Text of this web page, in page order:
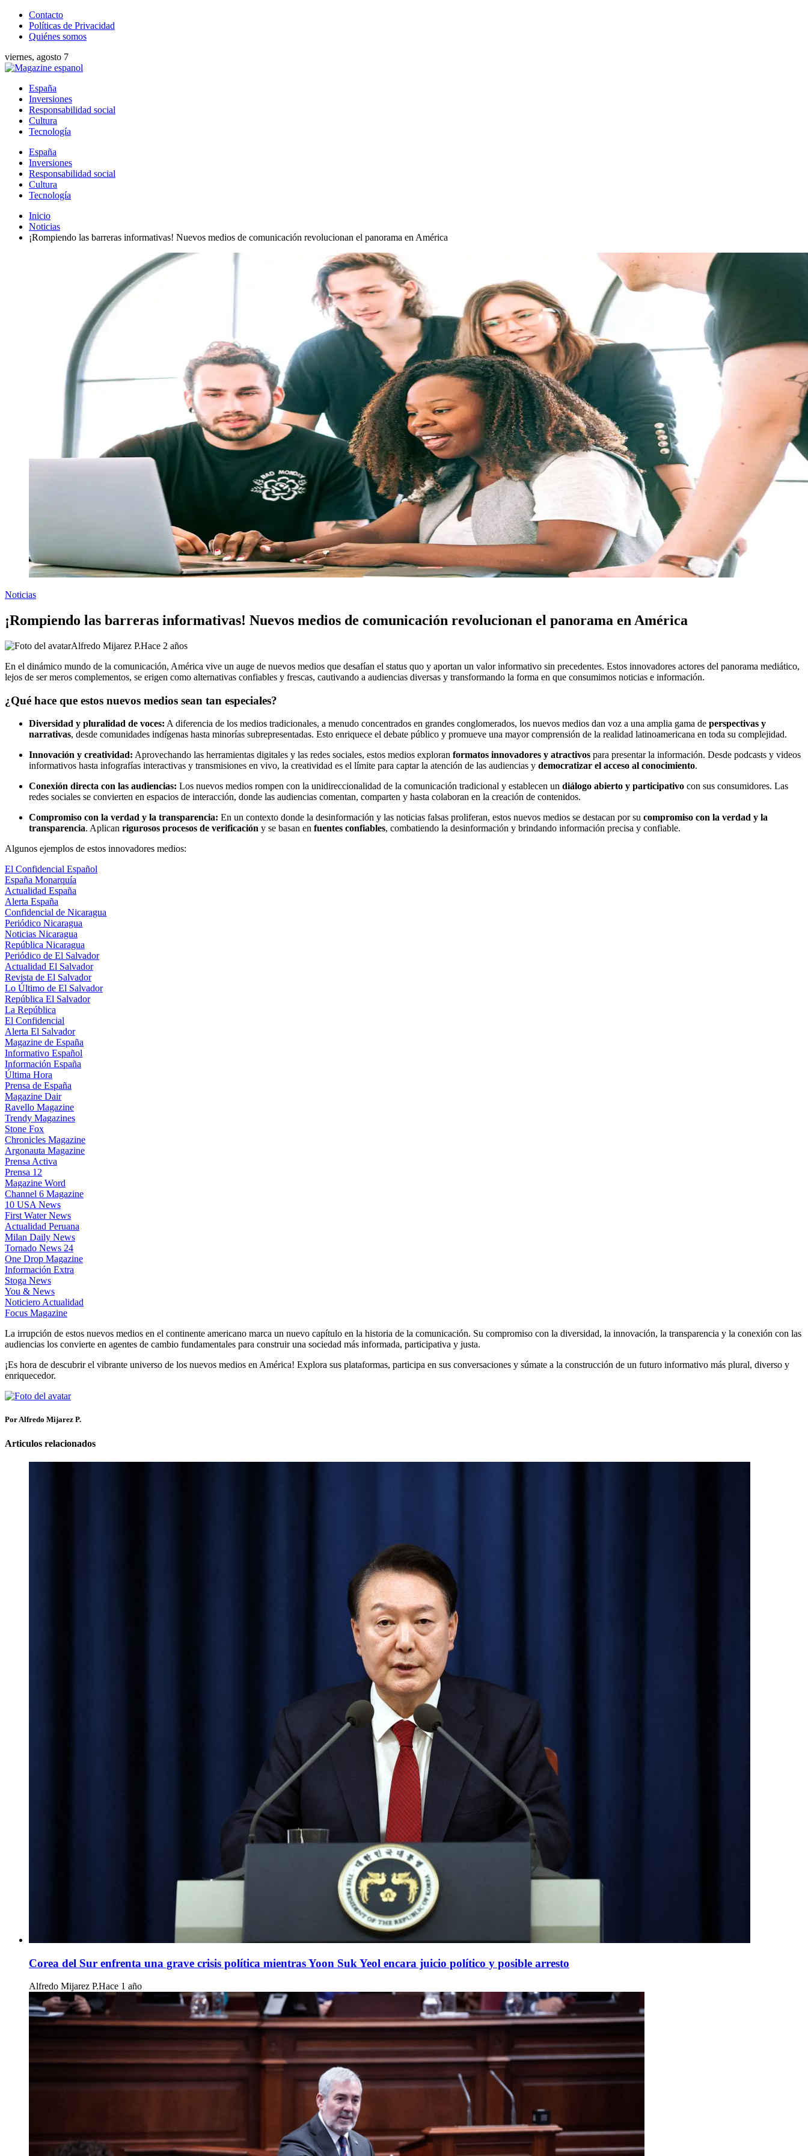
Contacto
Políticas de Privacidad
Quiénes somos
viernes, agosto 7
España
Inversiones
Responsabilidad social
Cultura
Tecnología
España
Inversiones
Responsabilidad social
Cultura
Tecnología
Inicio
Noticias
¡Rompiendo las barreras informativas! Nuevos medios de comunicación revolucionan el panorama en América
Noticias
¡Rompiendo las barreras informativas! Nuevos medios de comunicación revolucionan el panorama en América
Alfredo Mijarez P.Hace 2 años
En el dinámico mundo de la comunicación, América vive un auge de nuevos medios que desafían el status quo y aportan un valor informativo sin precedentes. Estos innovadores actores del panorama mediático,
lejos de ser meros complementos, se erigen como alternativas confiables y frescas, cautivando a audiencias diversas y transformando la forma en que consumimos noticias e información.
¿Qué hace que estos nuevos medios sean tan especiales?
Diversidad y pluralidad de voces: A diferencia de los medios tradicionales, a menudo concentrados en grandes conglomerados, los nuevos medios dan voz a una amplia gama de perspectivas y
narrativas, desde comunidades indígenas hasta minorías subrepresentadas. Esto enriquece el debate público y promueve una mayor comprensión de la realidad latinoamericana en toda su complejidad.
Innovación y creatividad: Aprovechando las herramientas digitales y las redes sociales, estos medios exploran formatos innovadores y atractivos para presentar la información. Desde podcasts y videos
informativos hasta infografías interactivas y transmisiones en vivo, la creatividad es el límite para captar la atención de las audiencias y democratizar el acceso al conocimiento.
Conexión directa con las audiencias: Los nuevos medios rompen con la unidireccionalidad de la comunicación tradicional y establecen un diálogo abierto y participativo con sus consumidores. Las
redes sociales se convierten en espacios de interacción, donde las audiencias comentan, comparten y hasta colaboran en la creación de contenidos.
Compromiso con la verdad y la transparencia: En un contexto donde la desinformación y las noticias falsas proliferan, estos nuevos medios se destacan por su compromiso con la verdad y la
transparencia. Aplican rigurosos procesos de verificación y se basan en fuentes confiables, combatiendo la desinformación y brindando información precisa y confiable.
Algunos ejemplos de estos innovadores medios:
El Confidencial Español
España Monarquía
Actualidad España
Alerta España
Confidencial de Nicaragua
Periódico Nicaragua
Noticias Nicaragua
República Nicaragua
Periódico de El Salvador
Actualidad El Salvador
Revista de El Salvador
Lo Último de El Salvador
República El Salvador
La República
El Confidencial
Alerta El Salvador
Magazine de España
Informativo Español
Información España
Última Hora
Prensa de España
Magazine Dair
Ravello Magazine
Trendy Magazines
Stone Fox
Chronicles Magazine
Argonauta Magazine
Prensa Activa
Prensa 12
Magazine Word
Channel 6 Magazine
10 USA News
First Water News
Actualidad Peruana
Milan Daily News
Tornado News 24
One Drop Magazine
Información Extra
Stoga News
You & News
Noticiero Actualidad
Focus Magazine
La irrupción de estos nuevos medios en el continente americano marca un nuevo capítulo en la historia de la comunicación. Su compromiso con la diversidad, la innovación, la transparencia y la conexión con las
audiencias los convierte en agentes de cambio fundamentales para construir una sociedad más informada, participativa y justa.
¡Es hora de descubrir el vibrante universo de los nuevos medios en América! Explora sus plataformas, participa en sus conversaciones y súmate a la construcción de un futuro informativo más plural, diverso y
enriquecedor.
Por Alfredo Mijarez P.
Articulos relacionados
Corea del Sur enfrenta una grave crisis política mientras Yoon Suk Yeol encara juicio político y posible arresto
Alfredo Mijarez P.Hace 1 año